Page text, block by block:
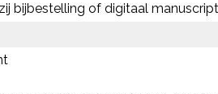
bijbestelling of digitaal